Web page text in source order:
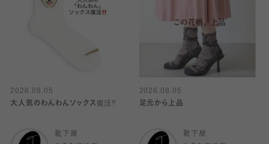
2026.08.05
大人気のわんわんソックス復活‼️
靴下屋
2026.08.05
足元から上品
靴下屋